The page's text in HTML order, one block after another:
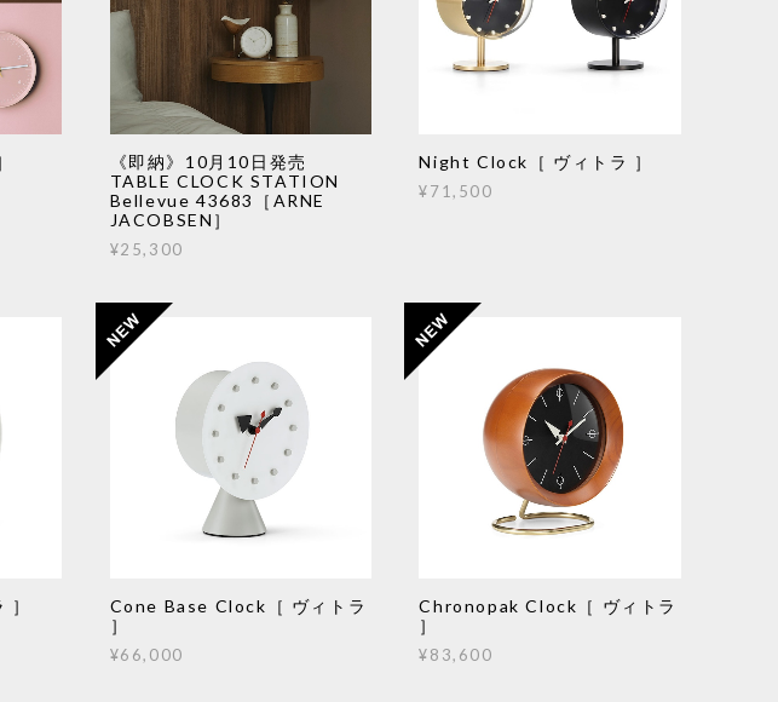
《即納》10月10日発売
TABLE CLOCK STATION
Bellevue 43683［ARNE
JACOBSEN］
¥25,300
Night Clock［ ヴィトラ ］
¥71,500
Cone Base Clock［ ヴィトラ
］
¥66,000
Chronopak Clock［ ヴィトラ
］
¥83,600